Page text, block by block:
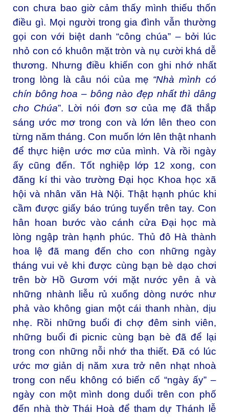
con chưa bao giờ cảm thấy mình thiếu thốn
điều gì. Mọi người trong gia đình vẫn thường
gọi con với biệt danh “công chúa” – bởi lúc
nhỏ con có khuôn mặt tròn và nụ cười khá dễ
thương. Nhưng điều khiến con ghi nhớ nhất
trong lòng là câu nói của mẹ “Nhà mình có
chín bông hoa – bông nào đẹp nhất thì dâng
cho Chúa”. Lời nói đơn sơ của mẹ đã thắp
sáng ước mơ trong con và lớn lên theo con
từng năm tháng. Con muốn lớn lên thật nhanh
để thực hiện ước mơ của mình. Và rồi ngày
ấy cũng đến. Tốt nghiệp lớp 12 xong, con
đăng kí thi vào trường Đại học Khoa học xã
hội và nhân văn Hà Nội. Thật hạnh phúc khi
cầm được giấy báo trúng tuyển trên tay. Con
hân hoan bước vào cánh cửa Đại học mà
lòng ngập tràn hạnh phúc. Thủ đô Hà thành
hoa lệ đã mang đến cho con những ngày
tháng vui vẻ khi được cùng bạn bè dạo chơi
trên bờ Hồ Gươm với mặt nước yên ả và
những nhành liễu rủ xuống dòng nước như
phả vào không gian một cái thanh nhàn, dịu
nhẹ. Rồi những buổi đi chợ đêm sinh viên,
những buổi đi picnic cùng bạn bè đã để lại
trong con những nỗi nhớ tha thiết. Đã có lúc
ước mơ giản dị năm xưa trở nên nhạt nhoà
trong con nếu không có biến cố “ngày ấy” –
ngày con một mình dong duổi trên con phố
đến nhà thờ Thái Hoà để tham dự Thánh lễ